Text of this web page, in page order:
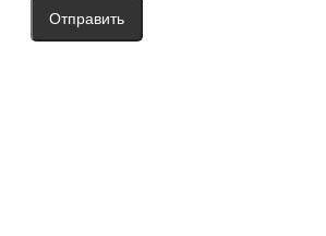
Отправить